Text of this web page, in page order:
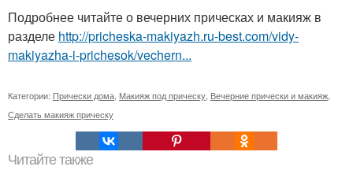
Подробнее читайте о вечерних прическах и макияж в
разделе http://pricheska-makiyazh.ru-best.com/vidy-
makiyazha-i-prichesok/vechern...
Категории: Прически дома Макияж под прическу Вечерние прически и макияж
Сделать макияж прическу
Читайте также